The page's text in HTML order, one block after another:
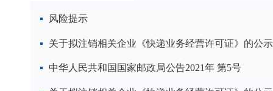
风险提示
关于拟注销相关企业《快递业务经营许可证》的公示
中华人民共和国国家邮政局公告2021年 第5号